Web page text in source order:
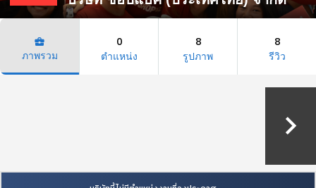
business_center
ภาพรวม
0
ตำแหน่ง
8
รูปภาพ
8
รีวิว
keyboard_arrow_right